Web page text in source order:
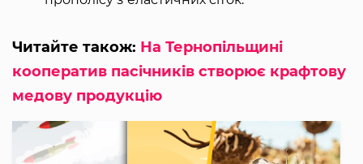
Читайте також: На Тернопільщині
кооператив пасічників створює крафтову
медову продукцію